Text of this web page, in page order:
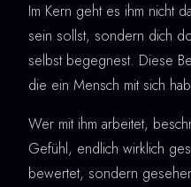
Im Kern geht es ihm nicht
sein sollst, sondern dich
selbst begegnest. Diese
die ein Mensch mit sich
Wer mit ihm arbeitet,
Gefühl, endlich wirklich
bewertet, sondern